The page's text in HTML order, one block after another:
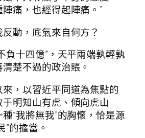
痛，也經得起陣痛。”
動，底氣來自何方？
負十四億”，天平兩端孰輕孰
楚不過的政治賬。
，以習近平同道為焦點的
明知山有虎、傾向虎山
“我將無我”的胸懷，恰是源
”的擔當。